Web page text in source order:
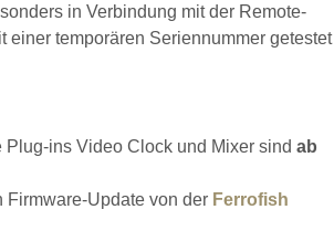
in Verbindung mit der Remote-
einer temporären Seriennummer getestet
ins Video Clock und Mixer sind ab
Firmware-Update von der Ferrofish